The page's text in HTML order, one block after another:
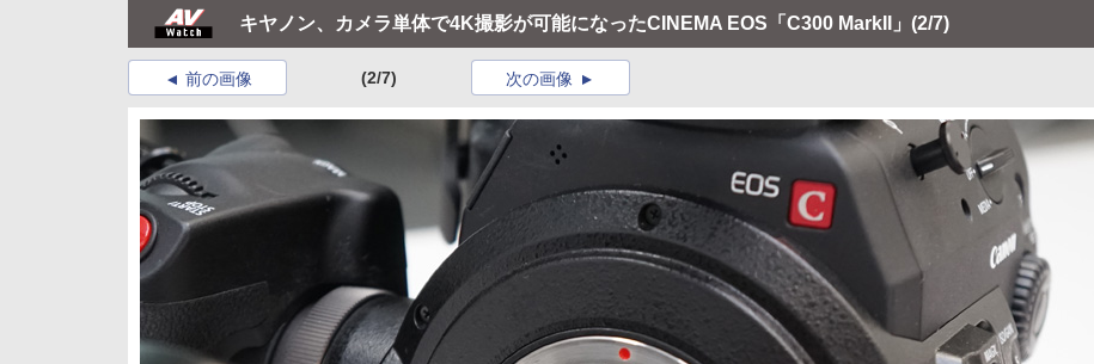
キヤノン、カメラ単体で4K撮影が可能になったCINEMA EOS「C300 MarkII」 (2/7)
前の画像 (2/7) 次の画像